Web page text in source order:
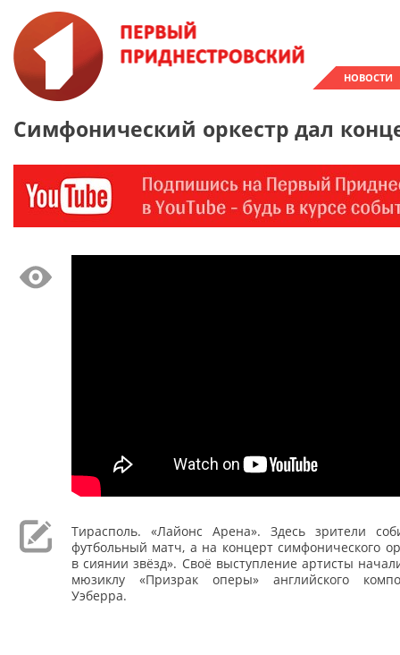
НОВОСТИ
Симфонический оркестр дал
Тирасполь. «Лайонс Арена». Здесь зрители
футбольный матч, а на концерт симфонического
в сиянии звёзд». Своё выступление артисты
мюзиклу «Призрак оперы» английского
Уэберра.